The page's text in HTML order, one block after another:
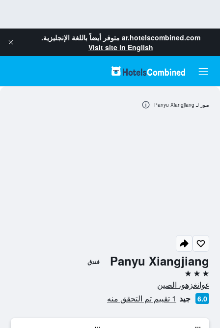
ar.hotelscombined.com متوفر أيضاً باللغة الإنجليزية.
Visit site in English
Panyu Xiangjiang فندق
3 نجوم
غوانغزهو، الصين
6.0 جيد 1 تقييم تم التحقق منه
صور لـ Panyu Xiangjiang